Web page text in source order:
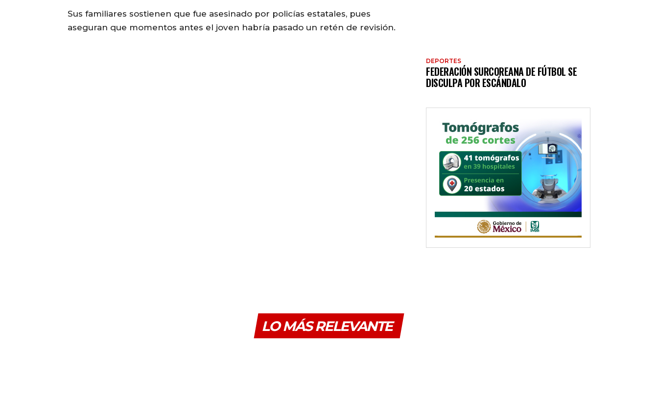
Sus familiares sostienen que fue asesinado por policías estatales, pues
aseguran que momentos antes el joven habría pasado un retén de revisión.
DEPORTES
FEDERACIÓN SURCOREANA DE FÚTBOL SE
DISCULPA POR ESCÁNDALO
LO MÁS RELEVANTE